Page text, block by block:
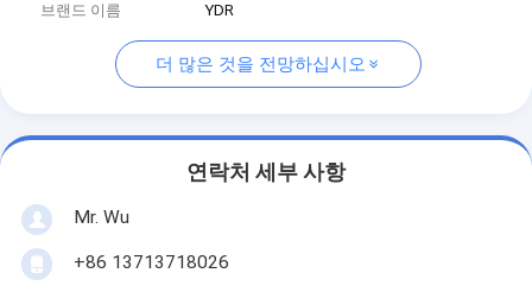
브랜드 이름
YDR
더 많은 것을 전망하십시오
연락처 세부 사항
Mr. Wu
+86 13713718026